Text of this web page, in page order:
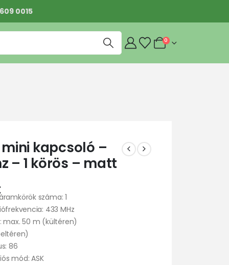
0015
0
kapcsoló –
– 1 körös – matt
száma: 1
433 MHz
max. 50 m (kültéren)
86
mód: ASK